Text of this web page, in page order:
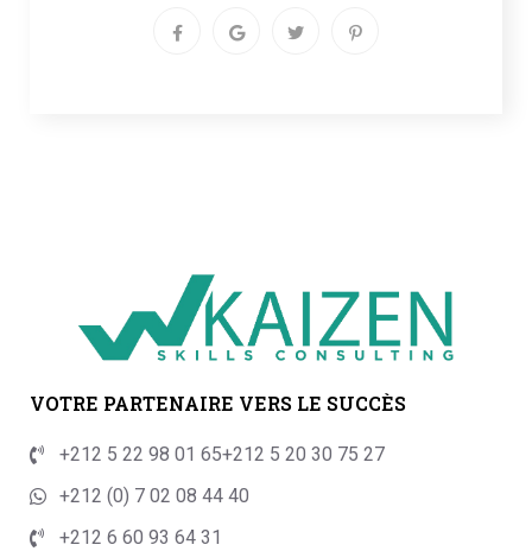
VOTRE PARTENAIRE VERS LE SUCCÈS
+212 5 22 98 01 65+212 5 20 30 75 27
+212 (0) 7 02 08 44 40
+212 6 60 93 64 31